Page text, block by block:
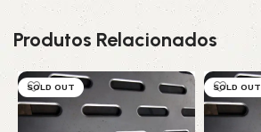
Produtos Relacionados
SOLD OUT SOLD OUT